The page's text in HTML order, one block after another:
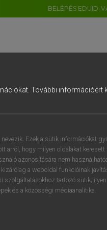
BELÉPÉS EDUID-
További információért
Ezek a sütik információkat
arról, hogy milyen oldalakat keresett
azonosítására nem
a weboldal funkcióinak
szolgáltatásokhoz tartozó sütik;
és a közösségi médiaanalitika.
6 7 8 9
t z u i
h j k l é
b n m , .